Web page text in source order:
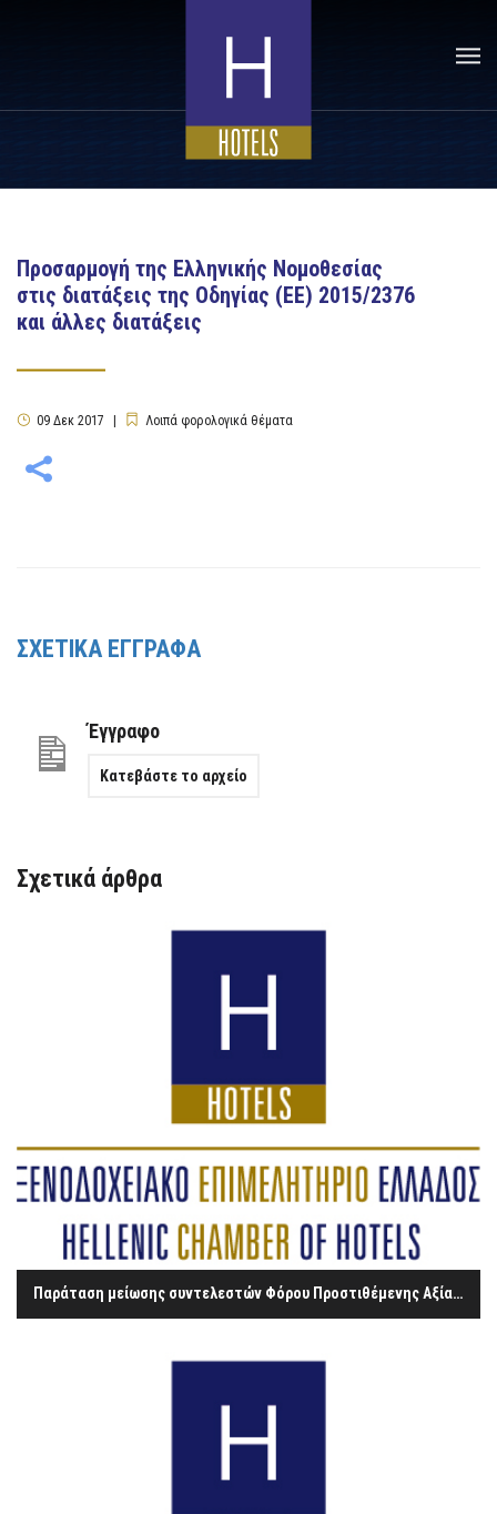
Προσαρμογή της Ελληνικής Νομοθεσίας
στις διατάξεις της Οδηγίας (EE) 2015/2376
και άλλες διατάξεις
09 Δεκ 2017 Λοιπά φορολογικά θέματα
ΣΧΕΤΙΚΑ ΕΓΓΡΑΦΑ
Έγγραφο
Κατεβάστε το αρχείο
Σχετικά άρθρα
Παράταση μείωσης συντελεστών Φόρου Προστιθέμενης Αξίας (Φ.Π.Α.) για τα νησιά Λέρο, Λέσβο, Κω, Σάμο και Χίο.